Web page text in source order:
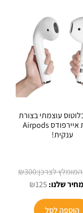
עוצמתי בצורת
אוזניית איירפודס Airpods
ענקית!
₪300
₪125
הוספה לסל